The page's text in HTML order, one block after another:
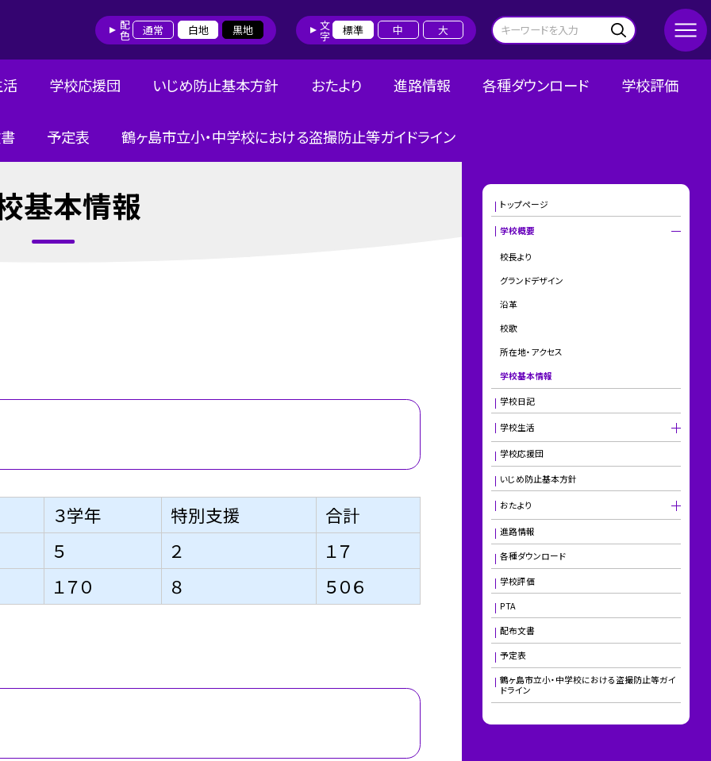
配色 通常 白地 黒地 文字 標準 中 大
学校応援団 いじめ防止基本方針 おたより 進路情報 各種ダウンロード 学校評価
予定表 鶴ヶ島市立小・中学校における盗撮防止等ガイドライン
基本情報
３学年 特別支援
合計
５
２
１７
１７０
８ ５０６
トップページ
学校概要
校長より
グランドデザイン
沿革
校歌
所在地・アクセス
学校基本情報
学校日記
学校生活
学校応援団
いじめ防止基本方針
おたより
進路情報
各種ダウンロード
学校評価
PTA
配布文書
予定表
鶴ヶ島市立小・中学校における盗撮防止等ガイ
ドライン